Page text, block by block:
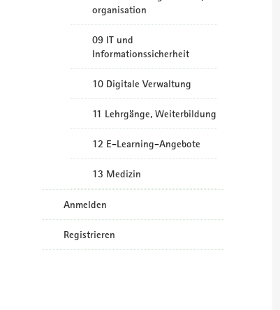
organisation
09 IT und
Informationssicherheit
10 Digitale Verwaltung
11 Lehrgänge, Weiterbildung
12 E-Learning-Angebote
13 Medizin
Anmelden
Registrieren